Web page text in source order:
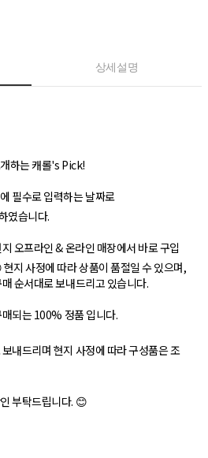
상세설명
하는 캐롤's Pick!
필수로 입력하는 날짜로
였습니다.
오프라인 & 온라인 매장에서 바로 구입
지 사정에 따라 상품이 품절일 수 있으며,
순서대로 보내드리고 있습니다.
되는 100% 정품 입니다.
내드리며 현지 사정에 따라 구성품은 조
부탁드립니다. 😊